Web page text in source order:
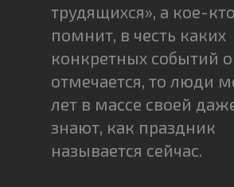
трудящихся», а кое-
помнит, в честь каких
конкретных событий
отмечается, то люди
лет в массе своей
знают, как праздник
называется сейчас.